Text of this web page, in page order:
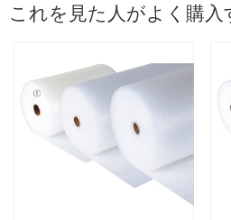
これを見た人がよく購入